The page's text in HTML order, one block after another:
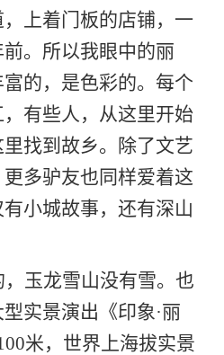
上着门板的店铺，一
。所以我眼中的丽
的，是色彩的。 每个
有些人，从这里开始
找到故乡。除了文艺
多驴友也同样爱着这
小城故事，还有深山
玉龙雪山没有雪。也
型实景演出《印象·丽
米，世界上海拔实景